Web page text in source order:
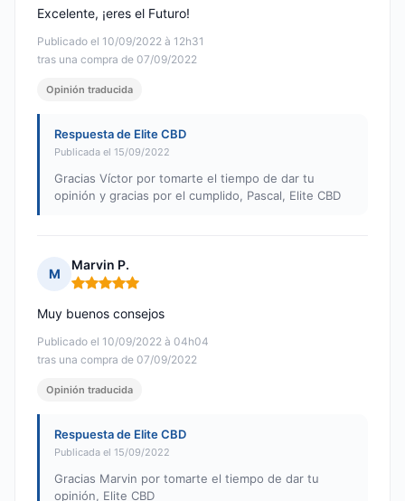
Publicado el 10/09/2022 à 12h31
tras una compra de 07/09/2022
Excelente, ¡eres el Futuro!
Opinión traducida
Respuesta de Elite CBD
Publicada el 15/09/2022
Gracias Víctor por tomarte el tiempo de dar tu
opinión y gracias por el cumplido, Pascal, Elite CBD
M
Marvin P.
Nota: 5 de 5
Publicado el 10/09/2022 à 04h04
tras una compra de 07/09/2022
Muy buenos consejos
Opinión traducida
Respuesta de Elite CBD
Publicada el 15/09/2022
Gracias Marvin por tomarte el tiempo de dar tu
opinión, Elite CBD